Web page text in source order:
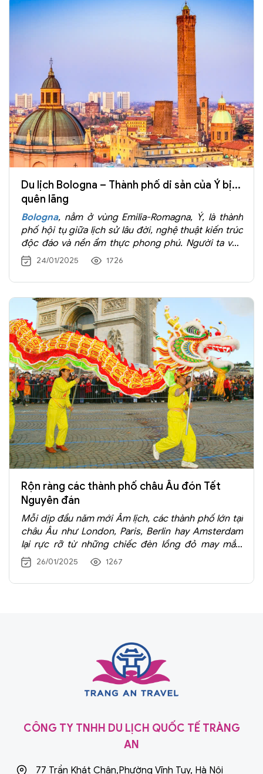
Du lịch Bologna – Thành phố di sản của Ý bị...
quên lãng
Bologna, nằm ở vùng Emilia-Romagna, Ý, là thành
phố hội tụ giữa lịch sử lâu đời, nghệ thuật kiến trúc
độc đáo và nền ẩm thực phong phú. Người ta vốn
biết đến với biệt danh “La Rossa” (Thành phố đỏ), kỳ
vọng trở thành điểm đến không thể bỏ qua với lữ
khách yêu nước Ý xinh đẹp...
24/01/2025 1726
Rộn ràng các thành phố châu Âu đón Tết
Nguyên đán
Mỗi dịp đầu năm mới Âm lịch, các thành phố lớn tại
châu Âu như London, Paris, Berlin hay Amsterdam
lại rực rỡ từ những chiếc đèn lồng đỏ may mắn,
tiếng trống múa lân và không khí náo nhiệt của các
lễ hội. Dưới đây là những điểm đến không thể bỏ lỡ
để cảm nhận không khíTết Nguyên đán độc đáo
26/01/2025 1267
CÔNG TY TNHH DU LỊCH QUỐC TẾ TRÀNG
AN
77 Trần Khát Chân,Phường Vĩnh Tuy, Hà Nội